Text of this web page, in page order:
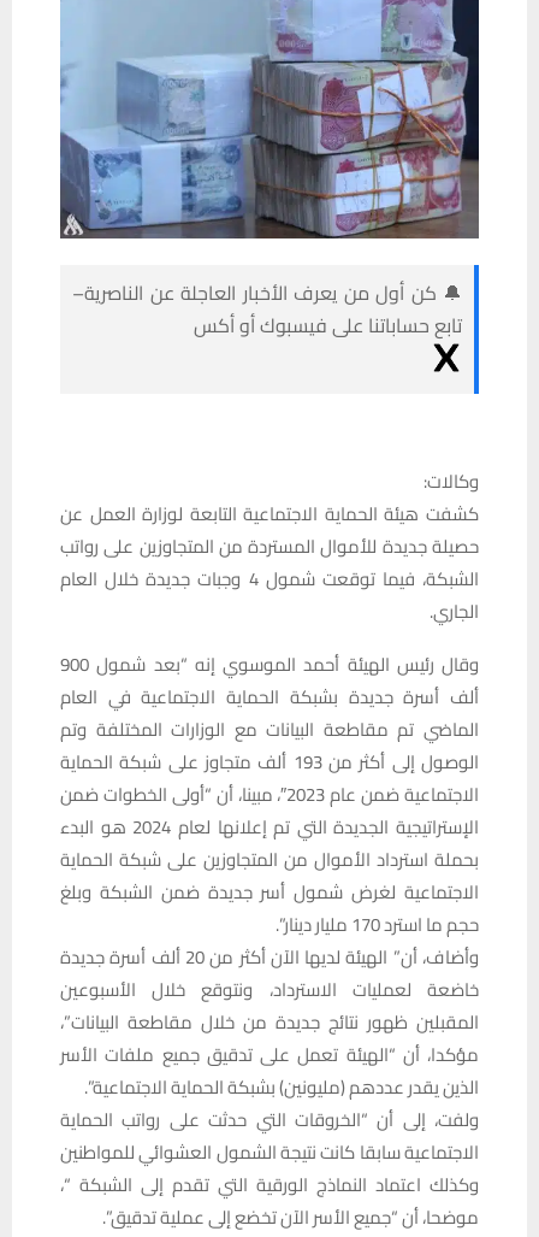
🔔 كن أول من يعرف الأخبار العاجلة عن الناصرية–
تابع حساباتنا على فيسبوك أو أكس
وكالات:
كشفت هيئة الحماية الاجتماعية التابعة لوزارة العمل عن
حصيلة جديدة للأموال المستردة من المتجاوزين على رواتب
الشبكة، فيما توقعت شمول 4 وجبات جديدة خلال العام
الجاري.
وقال رئيس الهيئة أحمد الموسوي إنه “بعد شمول 900
ألف أسرة جديدة بشبكة الحماية الاجتماعية في العام
الماضي تم مقاطعة البيانات مع الوزارات المختلفة وتم
الوصول إلى أكثر من 193 ألف متجاوز على شبكة الحماية
الاجتماعية ضمن عام 2023″، مبينا، أن “أولى الخطوات ضمن
الإستراتيجية الجديدة التي تم إعلانها لعام 2024 هو البدء
بحملة استرداد الأموال من المتجاوزين على شبكة الحماية
الاجتماعية لغرض شمول أسر جديدة ضمن الشبكة وبلغ
حجم ما استرد 170 مليار دينار”.
وأضاف، أن” الهيئة لديها الآن أكثر من 20 ألف أسرة جديدة
خاضعة لعمليات الاسترداد، ونتوقع خلال الأسبوعين
المقبلين ظهور نتائج جديدة من خلال مقاطعة البيانات”،
مؤكدا، أن “الهيئة تعمل على تدقيق جميع ملفات الأسر
الذين يقدر عددهم (مليونين) بشبكة الحماية الاجتماعية”.
ولفت، إلى أن “الخروقات التي حدثت على رواتب الحماية
الاجتماعية سابقا كانت نتيجة الشمول العشوائي للمواطنين
وكذلك اعتماد النماذج الورقية التي تقدم إلى الشبكة “،
موضحا، أن “جميع الأسر الآن تخضع إلى عملية تدقيق”.